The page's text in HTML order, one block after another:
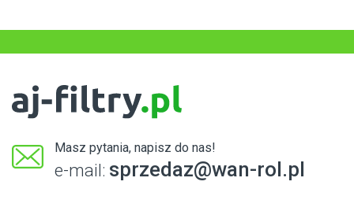
Masz pytania, napisz do nas!
e-mail: sprzedaz@wan-rol.pl